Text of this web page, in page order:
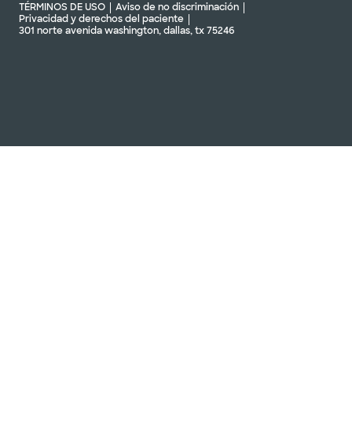
TÉRMINOS DE USO
Aviso de no discriminación
Privacidad y derechos del paciente
301 norte avenida washington, dallas, tx 75246